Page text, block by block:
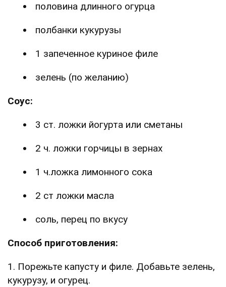
половина длинного огурца
полбанки кукурузы
1 запеченное куриное филе
зелень (по желанию)
Соус:
3 ст. ложки йогурта или сметаны
2 ч. ложки горчицы в зернах
1 ч.ложка лимонного сока
2 ст ложки масла
соль, перец по вкусу
Способ приготовления:
1. Порежьте капусту и филе. Добавьте зелень,
кукурузу, и огурец.